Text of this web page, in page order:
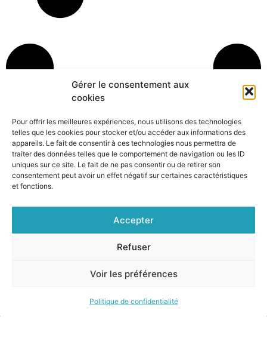
Gérer le consentement aux
cookies
Pour offrir les meilleures expériences, nous utilisons des technologies
telles que les cookies pour stocker et/ou accéder aux informations des
appareils. Le fait de consentir à ces technologies nous permettra de
traiter des données telles que le comportement de navigation ou les ID
uniques sur ce site. Le fait de ne pas consentir ou de retirer son
consentement peut avoir un effet négatif sur certaines caractéristiques
et fonctions.
Accepter
Refuser
Voir les préférences
Politique de confidentialité
Copyright KARUTA 2025 – Réalisation